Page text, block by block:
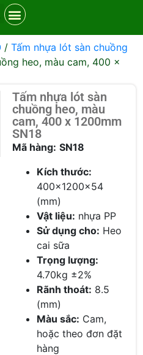
/ Tấm nhựa lót sàn chuồng
heo, màu cam, 400 x
Tấm nhựa lót sàn
chuồng heo, màu
cam, 400 x 1200mm
SN18
Mã hàng: SN18
Kích thước:
400×1200×54
(mm)
Vật liệu: nhựa PP
Sử dụng cho: Heo
cai sữa
Trọng lượng:
4.70kg ±2%
Rãnh thoát: 8.5
(mm)
Màu sắc: Cam,
hoặc theo đơn đặt
hàng